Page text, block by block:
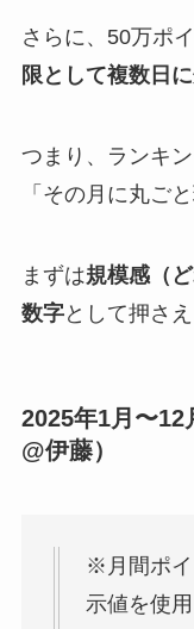
さらに、50万ポ
限として複数日
つまり、ランキ
「その月に丸ご
まずは規模感（
数字として押さ
2025年1月〜12
@伊藤）
※月間ポイ
示値を使用